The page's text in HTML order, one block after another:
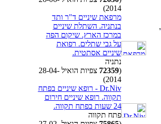
,
2014)
מרפאת שיניים ד"ר ותד
בנתניה. השתלת שיניים
במרכז הארץ. שיקום הפה
על גבי שתלים. רפואת
שיניים אסתטית.
נתניה
(
72359
צפיות הואיל 28-04-
2014)
Dr.Niv - רופא שיניים בפתח
תקווה. רופא שיניים חירום
24 שעות בפתח תקווה.
פתח תקווה